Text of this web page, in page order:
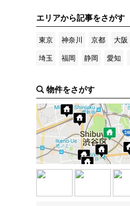
エリアから記事をさがす
東京 神奈川 京都 大阪
埼玉
福岡 静岡 愛知
物件をさがす